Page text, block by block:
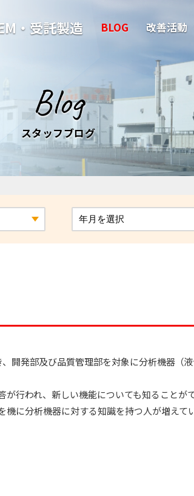
・受託製造 BLOG 改善活動
Blog
スタッフブログ
開発部及び品質管理部を対象に分析機器（
行われ、新しい機能についても知ることが
に分析機器に対する知識を持つ人が増えて